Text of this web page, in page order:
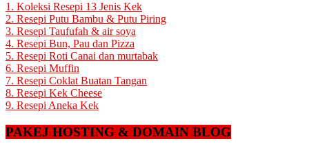
1. Koleksi Resepi 13 Jenis Kek
2. Resepi Putu Bambu & Putu Piring
3. Resepi Taufufah & air soya
4. Resepi Bun, Pau dan Pizza
5. Resepi Roti Canai dan murtabak
6. Resepi Muffin
7. Resepi Coklat Buatan Tangan
8. Resepi Kek Cheese
9. Resepi Aneka Kek
PAKEJ HOSTING & DOMAIN BLOG